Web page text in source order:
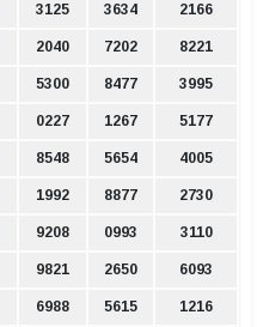
3125 3634 2166
2040 7202 8221
5300 8477 3995
0227 1267 5177
8548 5654 4005
1992 8877 2730
9208 0993 3110
9821 2650 6093
6988 5615 1216